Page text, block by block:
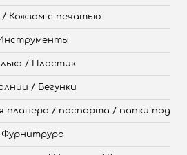
/ Кожзам с печатью
/ Пластик
/ Бегунки
планера / паспорта / папки под
Фурнитрура